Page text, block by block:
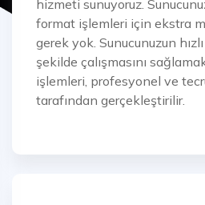
hizmeti sunuyoruz.
format işlemleri için ekstra
gerek yok. Sunucunuzun
şekilde çalışmasını
işlemleri, profesyonel ve
tarafından gerçekleştirilir.